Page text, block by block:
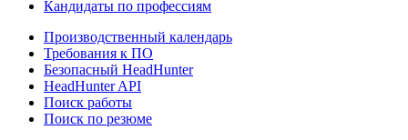
Кандидаты по профессиям
Производственный календарь
Требования к ПО
Безопасный HeadHunter
HeadHunter API
Поиск работы
Поиск по резюме